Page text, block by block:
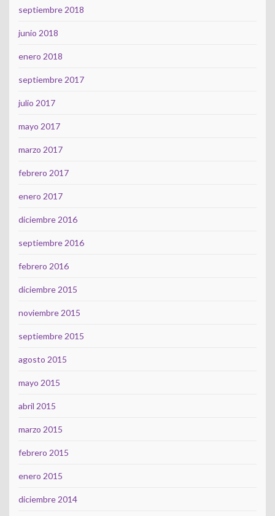
septiembre 2018
junio 2018
enero 2018
septiembre 2017
julio 2017
mayo 2017
marzo 2017
febrero 2017
enero 2017
diciembre 2016
septiembre 2016
febrero 2016
diciembre 2015
noviembre 2015
septiembre 2015
agosto 2015
mayo 2015
abril 2015
marzo 2015
febrero 2015
enero 2015
diciembre 2014